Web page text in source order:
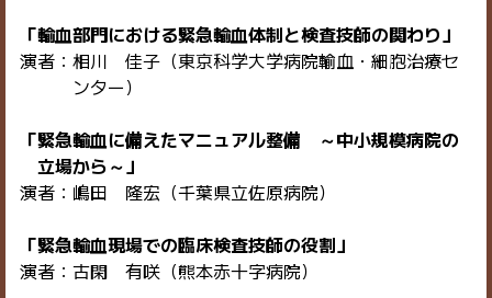
「輸血部門における緊急輸血体制と検査技師の関わり」
演者：相川 佳子（東京科学大学病院輸血・細胞治療セ
ンター）
「緊急輸血に備えたマニュアル整備 ～中小規模病院の
立場から～」
演者：嶋田 隆宏（千葉県立佐原病院）
「緊急輸血現場での臨床検査技師の役割」
演者：古閑 有咲（熊本赤十字病院）